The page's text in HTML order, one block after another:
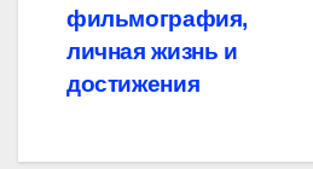
фильмография,
личная жизнь и
достижения